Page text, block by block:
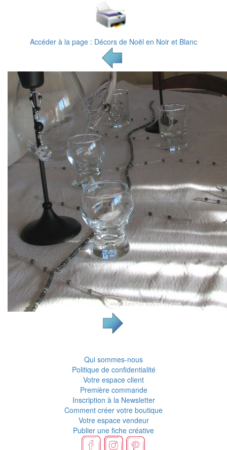
Accéder à la page : Décors de Noël en Noir et Blanc
Qui sommes-nous
Politique de confidentialité
Votre espace client
Première commande
Inscription à la Newsletter
Comment créer votre boutique
Votre espace vendeur
Publier une fiche créative